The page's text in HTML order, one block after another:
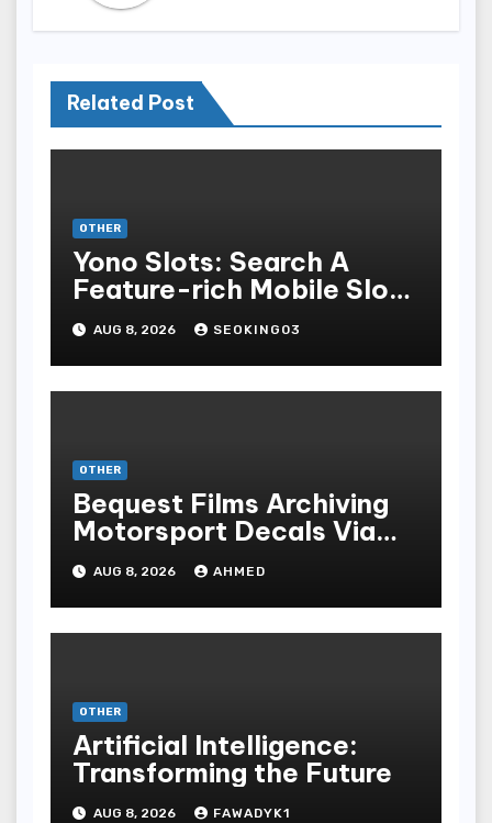
Related Post
OTHER
Yono Slots: Search A
Feature-rich Mobile Slot
Gambling Experience
AUG 8, 2026 SEOKING03
OTHER
Bequest Films Archiving
Motorsport Decals Via
Ancient Vinyl Alchemy
AUG 8, 2026 AHMED
OTHER
Artificial Intelligence:
Transforming the Future
AUG 8, 2026 FAWADYK1